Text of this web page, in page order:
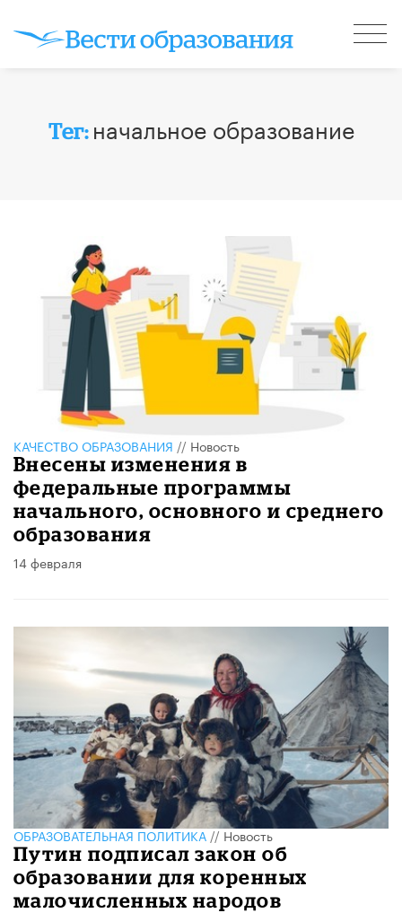
Тег: начальное образование
КАЧЕСТВО ОБРАЗОВАНИЯ // Новость
Внесены изменения в
федеральные программы
начального, основного и среднего
образования
14 февраля
ОБРАЗОВАТЕЛЬНАЯ ПОЛИТИКА//Новость
Путин подписал закон об
образовании для коренных
малочисленных народов